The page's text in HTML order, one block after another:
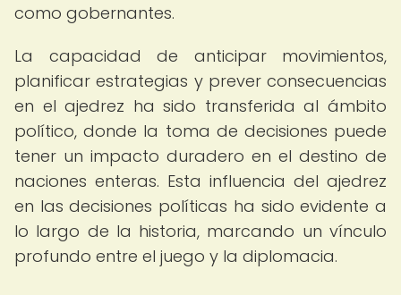
como gobernantes.
La capacidad de anticipar movimientos,
planificar estrategias y prever consecuencias
en el ajedrez ha sido transferida al ámbito
político, donde la toma de decisiones puede
tener un impacto duradero en el destino de
naciones enteras. Esta influencia del ajedrez
en las decisiones políticas ha sido evidente a
lo largo de la historia, marcando un vínculo
profundo entre el juego y la diplomacia.